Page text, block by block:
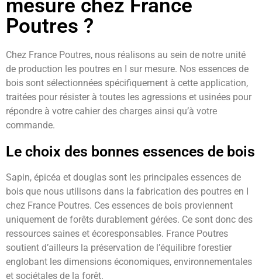
mesure chez France
Poutres ?
Chez France Poutres, nous réalisons au sein de notre unité
de production les poutres en I sur mesure. Nos essences de
bois sont sélectionnées spécifiquement à cette application,
traitées pour résister à toutes les agressions et usinées pour
répondre à votre cahier des charges ainsi qu’à votre
commande.
Le choix des bonnes essences de bois
Sapin, épicéa et douglas sont les principales essences de
bois que nous utilisons dans la fabrication des poutres en I
chez France Poutres. Ces essences de bois proviennent
uniquement de forêts durablement gérées. Ce sont donc des
ressources saines et écoresponsables. France Poutres
soutient d’ailleurs la préservation de l’équilibre forestier
englobant les dimensions économiques, environnementales
et sociétales de la forêt.